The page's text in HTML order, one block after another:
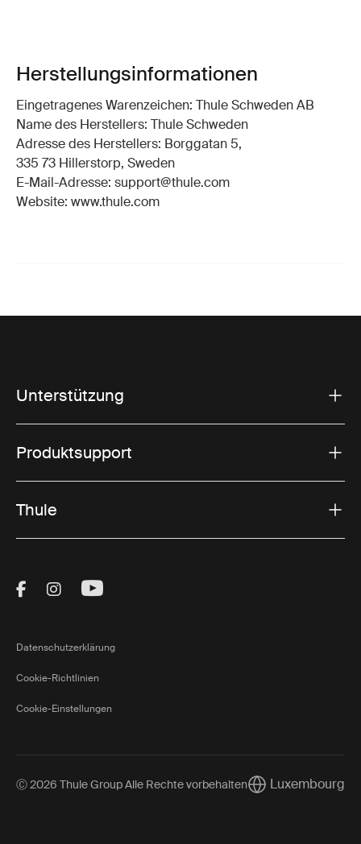
Herstellungsinformationen
Eingetragenes Warenzeichen: Thule Schweden AB
Name des Herstellers: Thule Schweden
Adresse des Herstellers: Borggatan 5,
335 73 Hillerstorp, Sweden
E-Mail-Adresse: support@thule.com
Website: www.thule.com
Unterstützung
Produktsupport
Thule
Visit Thule on Facebook (external link)
Visit Thule on Instagram (external link)
Visit Thule on Youtube (external
Datenschutzerklärung
Cookie-Richtlinien
Cookie-Einstellungen
Ⓒ 2026 Thule Group Alle Rechte vorbehaltenCurrent market/
Luxembourg